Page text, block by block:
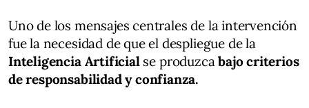
Uno de los mensajes centrales de la intervención
fue la necesidad de que el despliegue de la
Inteligencia Artificialse produzcabajo criterios
de responsabilidad y confianza.